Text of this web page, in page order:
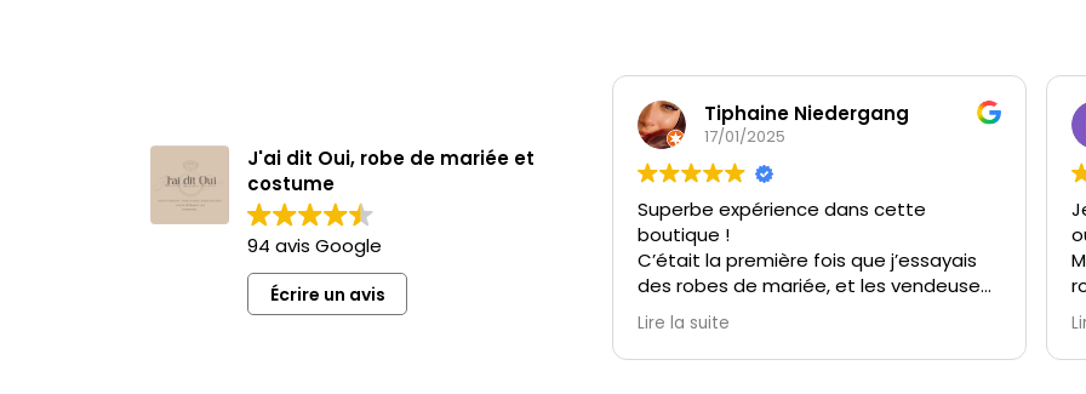
J'ai dit Oui, robe de mariée et
costume
94 avis Google
Écrire un avis
Tiphaine Niedergang
17/01/2025
Superbe expérience dans cette
boutique !
C’était la première fois que j’essayais
des robes de mariée, et les vendeuses
m’ont immédiatement mise à l’aise.
Elles ont été à l’écoute, très patientes,
et incroyablement attentionnées.
Lire la suite